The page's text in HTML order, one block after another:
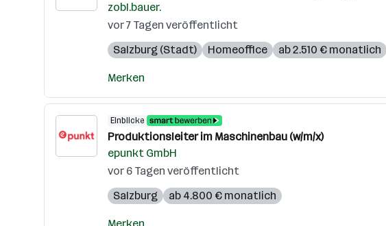
zobl.bauer.
vor 7 Tagen veröffentlicht
Salzburg (Stadt)
Homeoffice ab 2.510 € monatlich
Merken
Einblicke
Produktionsleiter im Maschinenbau (w/m/x)
epunkt GmbH
vor 6 Tagen veröffentlicht
Salzburg
ab 4.800 € monatlich